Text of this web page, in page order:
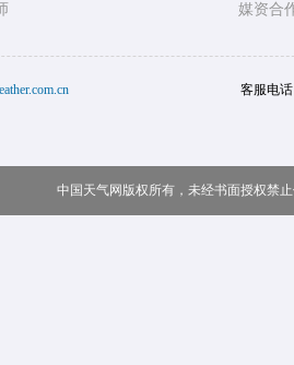
媒资合
客服电
中国天气网版权所有，未经书面授权